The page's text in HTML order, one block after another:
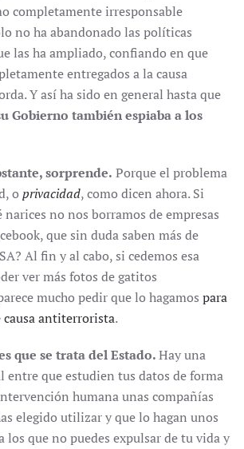
completamente irresponsable
no ha abandonado las políticas
las ha ampliado, confiando en que
entregados a la causa
Y así ha sido en general hasta que
Gobierno también espiaba a los
sorprende. Porque el problema
o privacidad, como dicen ahora. Si
narices no nos borramos de empresas
que sin duda saben más de
Al fin y al cabo, si cedemos esa
ver más fotos de gatitos
mucho pedir que lo hagamos para
antiterrorista.
que se trata del Estado.Hay una
entre que estudien tus datos de forma
humana unas compañías
elegido utilizar y que lo hagan unos
los que no puedes expulsar de tu vida y